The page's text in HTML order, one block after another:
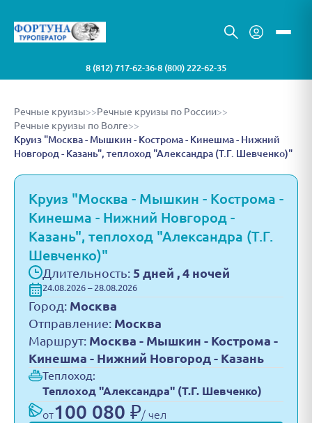
8 (812) 717-62-36•8 (800) 222-62-35
Речные круизы>>Речные круизы по России>>
Речные круизы по Волге>>
Круиз "Москва - Мышкин - Кострома - Кинешма - Нижний
Новгород - Казань", теплоход "Александра (Т.Г. Шевченко)"
Круиз "Москва - Мышкин - Кострома -
Кинешма - Нижний Новгород -
Казань", теплоход "Александра (Т.Г.
Шевченко)"
Длительность: 5 дней , 4 ночей
24.08.2026 – 28.08.2026
Город: Москва
Отправление: Москва
Маршрут: Москва - Мышкин - Кострома -
Кинешма - Нижний Новгород - Казань
Теплоход:
Теплоход "Александра" (Т.Г. Шевченко)
от100 080 ₽/ чел